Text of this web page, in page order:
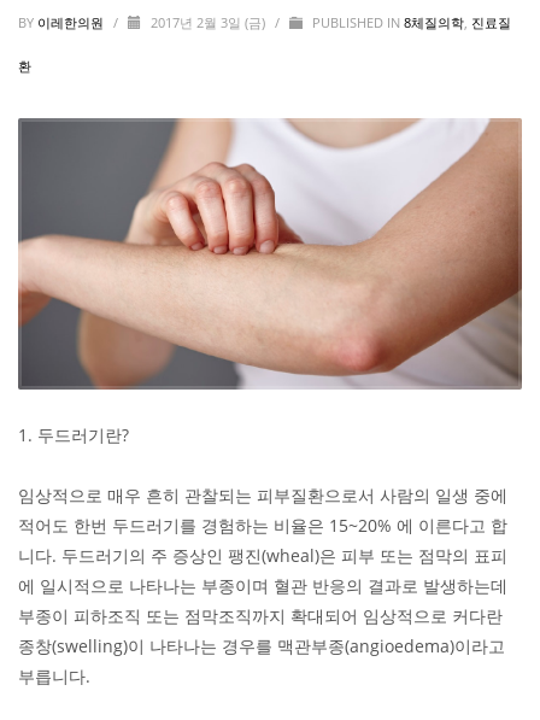
BY 이레한의원 / 2017년 2월 3일 (금) / PUBLISHED IN 8체질의학, 진료질
환
1. 두드러기란?
임상적으로 매우 흔히 관찰되는 피부질환으로서 사람의 일생 중에
적어도 한번 두드러기를 경험하는 비율은 15~20% 에 이른다고 합
니다. 두드러기의 주 증상인 팽진(wheal)은 피부 또는 점막의 표피
에 일시적으로 나타나는 부종이며 혈관 반응의 결과로 발생하는데
부종이 피하조직 또는 점막조직까지 확대되어 임상적으로 커다란
종창(swelling)이 나타나는 경우를 맥관부종(angioedema)이라고
부릅니다.